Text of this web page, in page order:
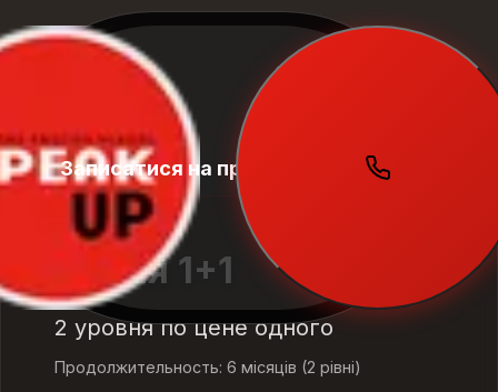
Записатися на пробний урок
Акция 1+1
2 уровня по цене одного
Продолжительность: 6 місяців (2 рівні)